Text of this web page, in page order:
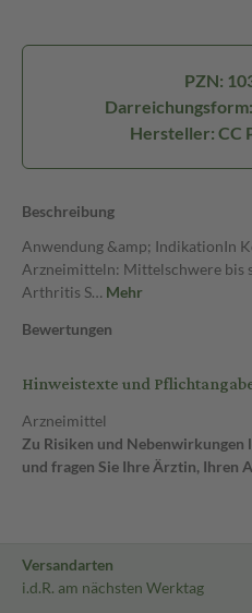
PZN:
Hersteller: CC
Beschreibung
Anwendung &amp; IndikationIn
Arzneimitteln: Mittelschwere bis
Arthritis S… Mehr
Bewertungen
Hinweistexte und
Arzneimittel
Zu Risiken und Nebenwirkungen
und fragen Sie Ihre Ärztin, Ihren
Versandarten
i.d.R. am nächsten Werktag